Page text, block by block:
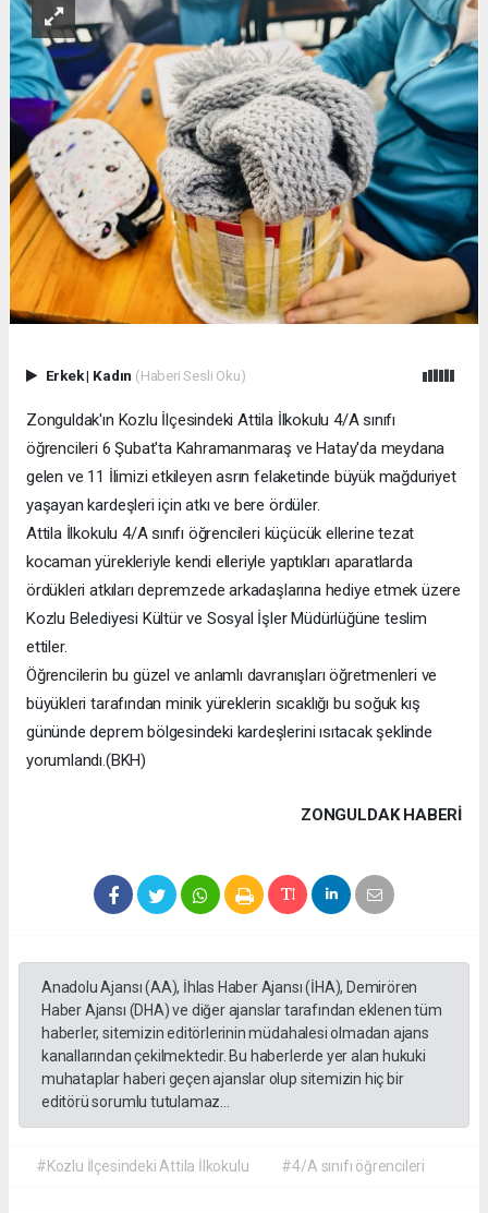
Erkek| Kadın (Haberi Sesli Oku)
Zonguldak'ın Kozlu İlçesindeki Attila İlkokulu 4/A sınıfı
öğrencileri 6 Şubat'ta Kahramanmaraş ve Hatay'da meydana
gelen ve 11 İlimizi etkileyen asrın felaketinde büyük mağduriyet
yaşayan kardeşleri için atkı ve bere ördüler.
Attila İlkokulu 4/A sınıfı öğrencileri küçücük ellerine tezat
kocaman yürekleriyle kendi elleriyle yaptıkları aparatlarda
ördükleri atkıları depremzede arkadaşlarına hediye etmek üzere
Kozlu Belediyesi Kültür ve Sosyal İşler Müdürlüğüne teslim
ettiler.
Öğrencilerin bu güzel ve anlamlı davranışları öğretmenleri ve
büyükleri tarafından minik yüreklerin sıcaklığı bu soğuk kış
gününde deprem bölgesindeki kardeşlerini ısıtacak şeklinde
yorumlandı.(BKH)
ZONGULDAK HABERİ
Anadolu Ajansı (AA), İhlas Haber Ajansı (İHA), Demirören
Haber Ajansı (DHA) ve diğer ajanslar tarafından eklenen tüm
haberler, sitemizin editörlerinin müdahalesi olmadan ajans
kanallarından çekilmektedir. Bu haberlerde yer alan hukuki
muhataplar haberi geçen ajanslar olup sitemizin hiç bir
editörü sorumlu tutulamaz...
#Kozlu İlçesindeki Attila İlkokulu #4/A sınıfı öğrencileri